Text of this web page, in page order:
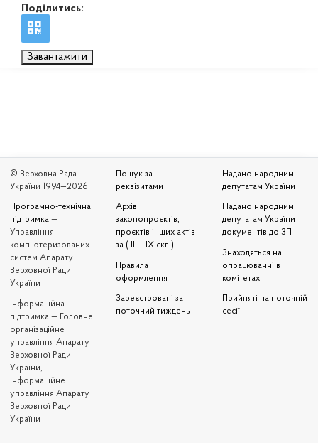
Поділитись:
Завантажити
© Верховна Рада
України 1994—2026
Програмно-технічна
підтримка —
Управління
комп'ютеризованих
систем Апарату
Верховної Ради
України
Iнформаційна
підтримка — Головне
організаційне
управління Апарату
Верховної Ради
України,
Інформаційне
управління Апарату
Верховної Ради
України
Пошук за
реквізитами
Архів
законопроєктів,
проєктів інших актів
за ( III – IX скл.)
Правила
оформлення
Зареєстровані за
поточний тиждень
Надано народним
депутатам України
Надано народним
депутатам України
документів до ЗП
Знаходяться на
опрацюванні в
комітетах
Прийняті на поточній
сесії